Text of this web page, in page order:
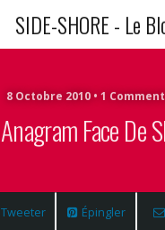
SIDE-SHORE - Le
8 Octobre 2010 • 1
Anagram Face De
Tweeter Épingler